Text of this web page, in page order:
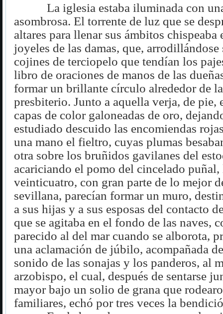
La iglesia estaba iluminada con
asombrosa. El torrente de luz que se
altares para llenar sus ámbitos chispeaba
joyeles de las damas, que, arrodillándose
cojines de terciopelo que tendían los
libro de oraciones de manos de las
formar un brillante círculo alrededor de
presbiterio. Junto a aquella verja, de pie,
capas de color galoneadas de oro,
estudiado descuido las encomiendas
una mano el fieltro, cuyas plumas
otra sobre los bruñidos gavilanes del
acariciando el pomo del cincelado puñal,
veinticuatro, con gran parte de lo mejor
sevillana, parecían formar un muro,
a sus hijas y a sus esposas del contacto
que se agitaba en el fondo de las naves,
parecido al del mar cuando se alborota,
una aclamación de júbilo, acompañada
sonido de las sonajas y los panderos, al
arzobispo, el cual, después de sentarse
mayor bajo un solio de grana que
familiares, echó por tres veces la